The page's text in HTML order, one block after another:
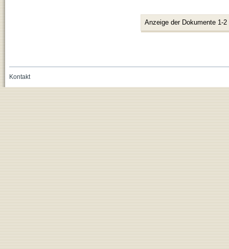
Anzeige der Dokumente 1-2
Kontakt